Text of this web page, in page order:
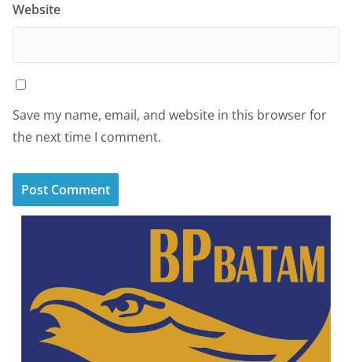
Website
Save my name, email, and website in this browser for
the next time I comment.